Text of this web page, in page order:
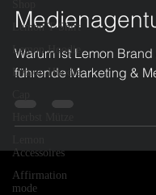
Lemon T-Shirt
Lemon Hoodie
Lemon Hoodie
Accessoires
Affirmation
mode
führende
Warum ist Lemon Brand
führende Marketing &